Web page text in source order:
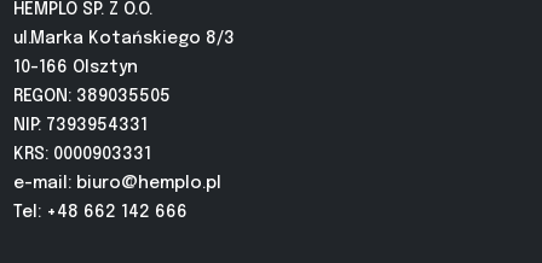
HEMPLO SP. Z O.O.
ul.Marka Kotańskiego 8/3
10-166 Olsztyn
REGON: 389035505
NIP: 7393954331
KRS: 0000903331
e-mail: biuro@hemplo.pl
Tel: +48 662 142 666